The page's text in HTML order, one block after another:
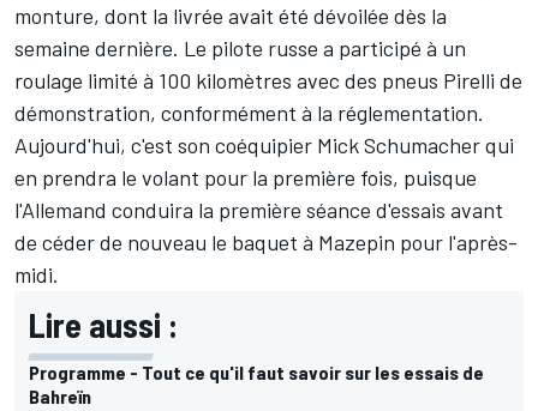
monture, dont la livrée avait été dévoilée dès la
semaine dernière. Le pilote russe a participé à un
roulage limité à 100 kilomètres avec des pneus Pirelli de
démonstration, conformément à la réglementation.
Aujourd'hui, c'est son coéquipier Mick Schumacherqui
en prendra le volant pour la première fois, puisque
l'Allemand conduira la première séance d'essais avant
de céder de nouveau le baquet à Mazepin pour l'après-
midi.
Lire aussi :
Programme - Tout ce qu'il faut savoir sur les essais de
Bahreïn